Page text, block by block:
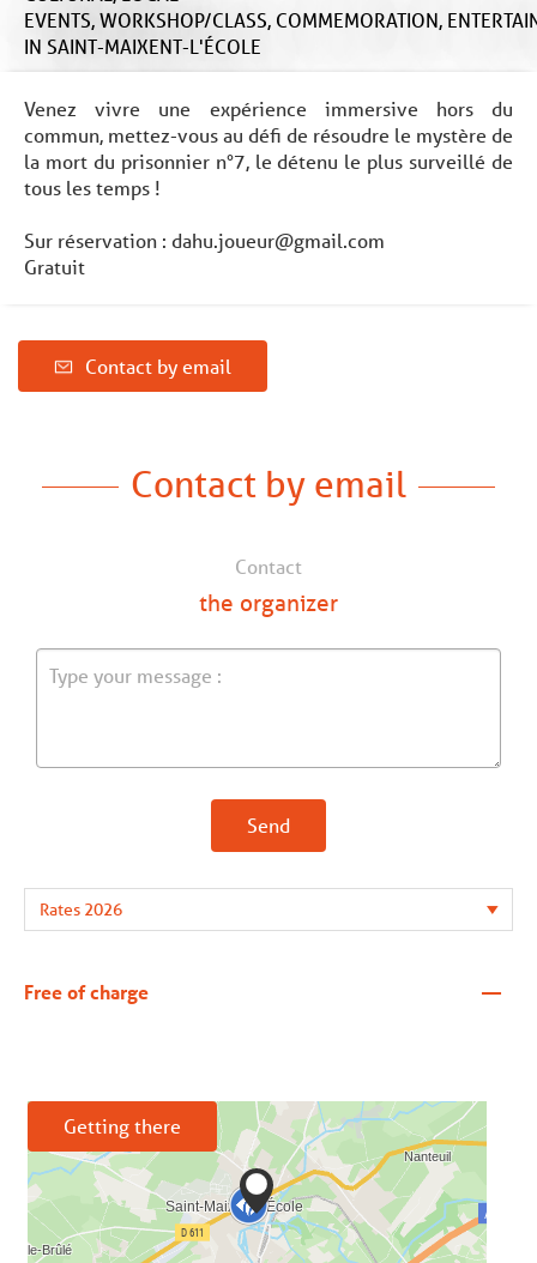
EVENTS,WORKSHOP/CLASS, COMMEMORATION,
IN SAINT-MAIXENT-L'ÉCOLE
Venez vivre une expérience immersive hors du
commun, mettez-vous au défi de résoudre le mystère de
la mort du prisonnier n°7, le détenu le plus surveillé de
tous les temps !
Sur réservation : dahu.joueur@gmail.com
Gratuit
Contact by email
Contact by email
Contact
the organizer
Send
Free of charge —
Getting there